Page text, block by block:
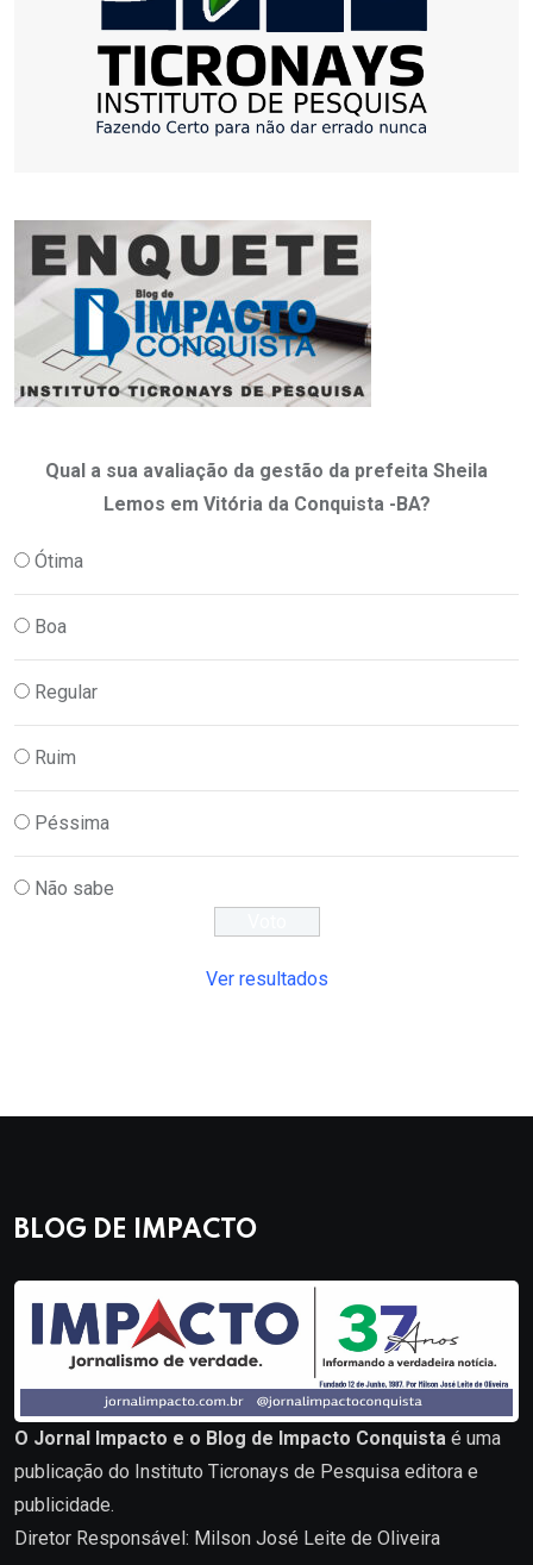
Qual a sua avaliação da gestão da prefeita Sheila
Lemos em Vitória da Conquista -BA?
Ótima
Boa
Regular
Ruim
Péssima
Não sabe
Ver resultados
BLOG DE IMPACTO
O Jornal Impacto e o Blog de Impacto Conquista é uma
publicação do Instituto Ticronays de Pesquisa editora e
publicidade.
Diretor Responsável: Milson José Leite de Oliveira